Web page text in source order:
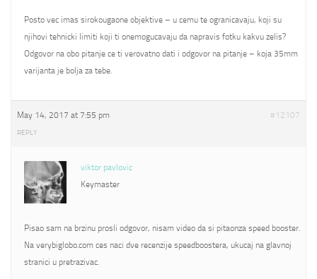
Posto vec imas sirokougaone objektive – u cemu te ogranicavaju, koji su
njihovi tehnicki limiti koji ti onemogucavaju da napravis fotku kakvu zelis?
Odgovor na obo pitanje ce ti verovatno dati i odgovor na pitanje – koja 35mm
varijanta je bolja za tebe.
May 14, 2017 at 7:55 pm #12107
REPLY
viktor pavlovic
Keymaster
Pisao sam na brzinu prosli odgovor, nisam video da si pitaonza speed booster.
Na verybiglobo.com ces naci dve recenzije speedboostera, ukucaj na glavnoj
stranici u pretrazivac.